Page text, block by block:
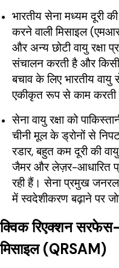
भारतीय सेना मध्यम दूरी
करने वाली मिसाइल
और अन्य छोटी वायु रक्षा
संचालन करती है और
बचाव के लिए भारतीय
एकीकृत रूप से काम करती
सेना वायु रक्षा को
चीनी मूल के ड्रोनों से
रडार, बहुत कम दूरी की वायु
जैमर और लेज़र-आधारित
रही हैं। सेना प्रमुख जनरल
में स्वदेशीकरण बढ़ाने पर
क्विक रिएक्शन
मिसाइल (QRSAM)